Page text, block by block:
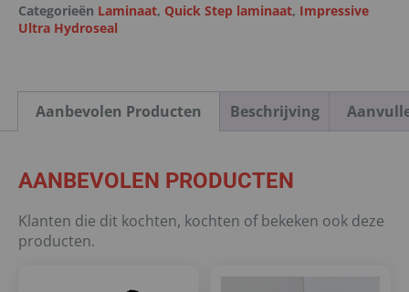
Categorieën Laminaat, Quick Step laminaat, Impressive
Ultra Hydroseal
Aanbevolen Producten Beschrijving
AANBEVOLEN PRODUCTEN
Klanten die dit kochten, kochten of bekeken ook deze
producten.